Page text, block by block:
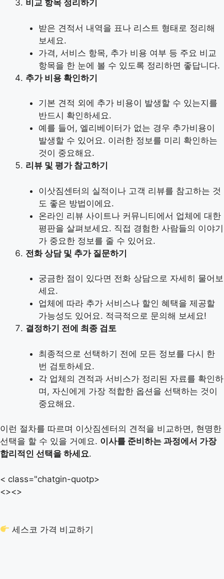
비교 항목 정리하기
받은 견적서 내역을 표나 리스트 형태로 정리해
보세요.
가격, 서비스 항목, 추가 비용 여부 등 주요 비교
항목을 한 눈에 볼 수 있도록 정리하면 좋답니다.
추가 비용 확인하기
기본 견적 외에 추가 비용이 발생할 수 있는지를
반드시 확인하세요.
예를 들어, 엘리베이터가 없는 경우 추가비용이
발생할 수 있어요. 이러한 정보를 미리 확인하는
것이 중요해요.
리뷰 및 평가 참고하기
이삿짐센터의 실적이나 고객 리뷰를 참고하는 것
도 좋은 방법이에요.
온라인 리뷰 사이트나 커뮤니티에서 업체에 대한
평판을 살펴보세요. 직접 경험한 사람들의 이야기
가 중요한 정보를 줄 수 있어요.
전화 상담 및 추가 질문하기
궁금한 점이 있다면 전화 상담으로 자세히 물어보
세요.
업체에 따라 추가 서비스나 할인 혜택을 제공할
가능성도 있어요. 적극적으로 문의해 보세요!
결정하기 전에 최종 검토
최종적으로 선택하기 전에 모든 정보를 다시 한
번 검토하세요.
각 업체의 견적과 서비스가 정리된 자료를 확인하
며, 자신에게 가장 적합한 옵션을 선택하는 것이
중요해요.
이런 절차를 따르며 이삿짐센터의 견적을 비교하면, 현명한
선택을 할 수 있을 거예요. 이사를 준비하는 과정에서 가장
합리적인 선택을 하세요.
< class="chatgin-quotp>
<><>
세스코 가격 비교하기